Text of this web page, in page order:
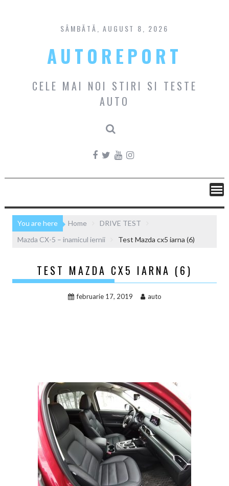
content
SÂMBĂTĂ, AUGUST 8, 2026
AUTOREPORT
CELE MAI NOI STIRI SI TESTE
AUTO
You are here Home
DRIVE TEST
Mazda CX-5 – inamicul iernii
Test Mazda cx5 iarna (6)
TEST MAZDA CX5 IARNA (6)
februarie 17, 2019 auto